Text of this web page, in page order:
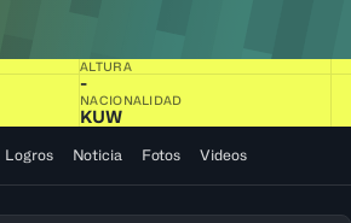
ALTURA
-
NACIONALIDAD
KUW
Logros Noticia Fotos Videos